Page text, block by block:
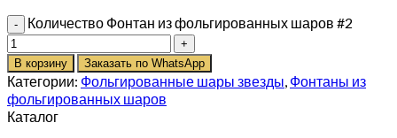
Количество Фонтан из фольгированных шаров #2
В корзину Заказать по WhatsApp
Категории: Фольгированные шары звезды, Фонтаны из
фольгированных шаров
Каталог